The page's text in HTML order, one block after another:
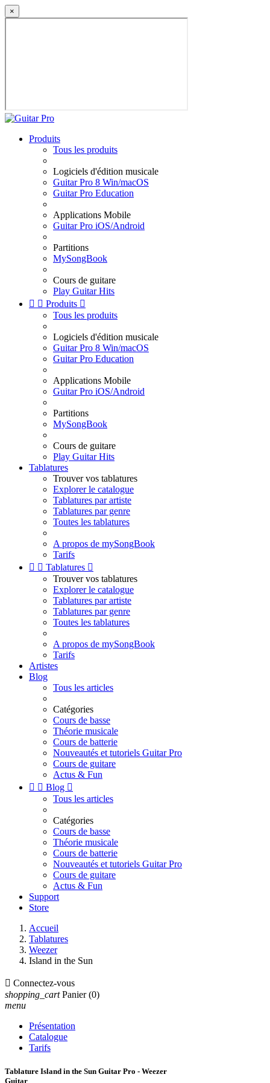
×
Produits
Tous les produits
Logiciels d'édition musicale
Guitar Pro 8 Win/macOS
Guitar Pro Education
Applications Mobile
Guitar Pro iOS/Android
Partitions
MySongBook
Cours de guitare
Play Guitar Hits
  Produits 
Tous les produits
Logiciels d'édition musicale
Guitar Pro 8 Win/macOS
Guitar Pro Education
Applications Mobile
Guitar Pro iOS/Android
Partitions
MySongBook
Cours de guitare
Play Guitar Hits
Tablatures
Trouver vos tablatures
Explorer le catalogue
Tablatures par artiste
Tablatures par genre
Toutes les tablatures
A propos de mySongBook
Tarifs
  Tablatures 
Trouver vos tablatures
Explorer le catalogue
Tablatures par artiste
Tablatures par genre
Toutes les tablatures
A propos de mySongBook
Tarifs
Artistes
Blog
Tous les articles
Catégories
Cours de basse
Théorie musicale
Cours de batterie
Nouveautés et tutoriels Guitar Pro
Cours de guitare
Actus & Fun
  Blog 
Tous les articles
Catégories
Cours de basse
Théorie musicale
Cours de batterie
Nouveautés et tutoriels Guitar Pro
Cours de guitare
Actus & Fun
Support
Store
Accueil
Tablatures
Weezer
Island in the Sun
 Connectez-vous
shopping_cart Panier (0)
menu
Présentation
Catalogue
Tarifs
Tablature Island in the Sun Guitar Pro - Weezer
Guitar